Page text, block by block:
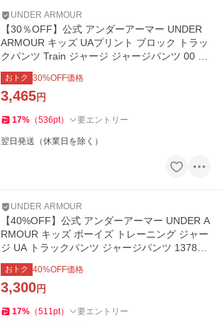
UNDER ARMOUR
【30％OFF】公式 アンダーアーマー UNDER
ARMOUR キッズ UAプリント ブロック トラッ
クパンツ Train ジャージ ジャージパンツ 00 60
12489
おトク 30%OFF価格
3,465円
17% （536pt） 要エントリー
翌日発送（休業日を除く）
UNDER ARMOUR
【40%OFF】公式 アンダーアーマー UNDER A
RMOUR キッズ ボーイズ トレーニング ジャー
ジ UA トラックパンツ ジャージパンツ 137827
7
おトク 40%OFF価格
3,300円
17% （511pt） 要エントリー